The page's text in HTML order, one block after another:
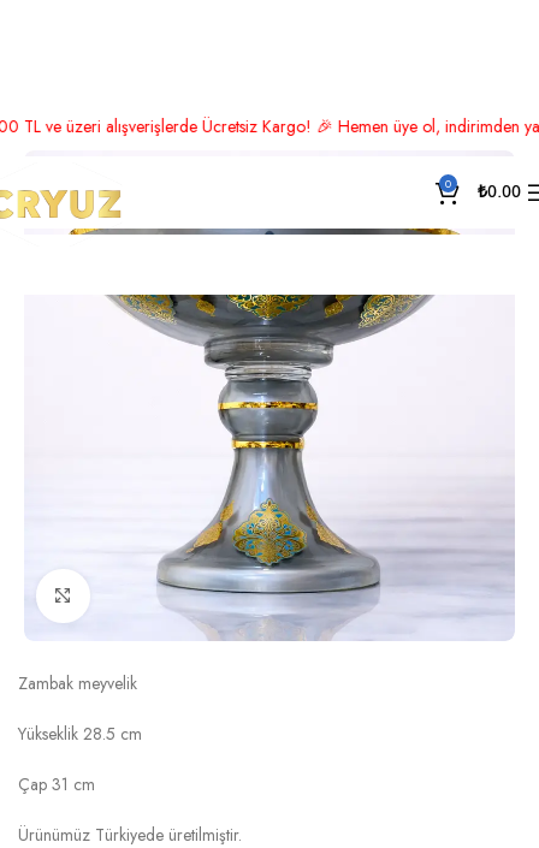
alışverişlerde Ücretsiz Kargo! 🎉 Hemen üye ol, indirimden yararlan 🛍️
0 ₺0.00
Lüks Aksesuar
Click to enlarge
Zambak meyvelik
Yükseklik 28.5 cm
Çap 31 cm
Ürünümüz Türkiyede üretilmiştir.